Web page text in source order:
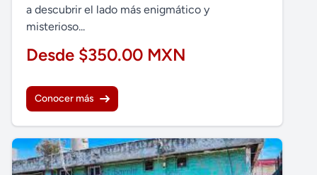
a descubrir el lado más enigmático y
misterioso...
Desde $350.00 MXN
Conocer más